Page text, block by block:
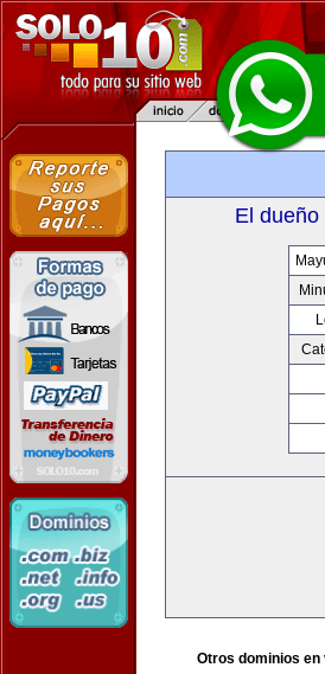
El
Otros dominios en